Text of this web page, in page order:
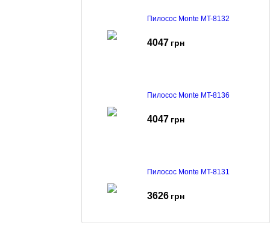
Пилосос Monte MT-8132
4047 грн
Пилосос Monte MT-8136
4047 грн
Пилосос Monte MT-8131
3626 грн